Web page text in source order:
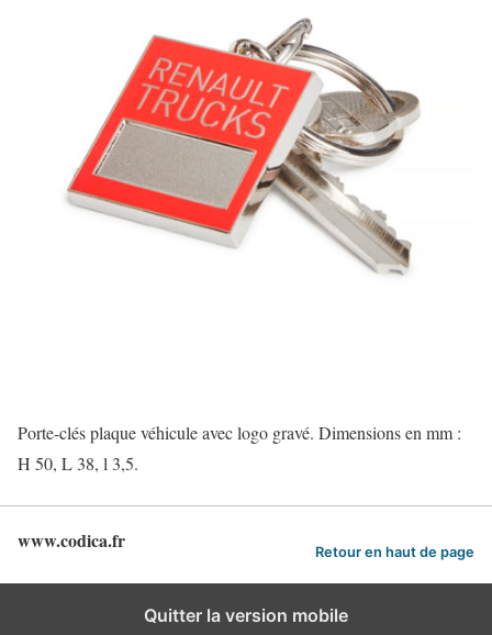
Porte-clés plaque véhicule avec logo gravé. Dimensions en mm :
H 50, L 38, l 3,5.
www.codica.fr Retour en haut de page
Quitter la version mobile